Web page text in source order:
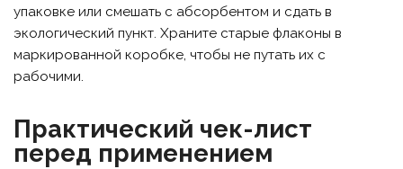
упаковке или смешать с абсорбентом и сдать в
экологический пункт. Храните старые флаконы в
маркированной коробке, чтобы не путать их с
рабочими.
Практический чек-лист
перед применением